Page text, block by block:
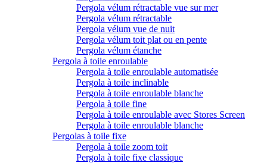
Pergola vélum rétractable vue sur mer
Pergola vélum rétractable
Pergola vélum vue de nuit
Pergola vélum toit plat ou en pente
Pergola vélum étanche
Pergola à toile enroulable
Pergola à toile enroulable automatisée
Pergola à toile inclinable
Pergola à toile enroulable blanche
Pergola à toile fine
Pergola à toile enroulable avec Stores Screen
Pergola à toile enroulable blanche
Pergolas à toile fixe
Pergola à toile zoom toit
Pergola à toile fixe classique